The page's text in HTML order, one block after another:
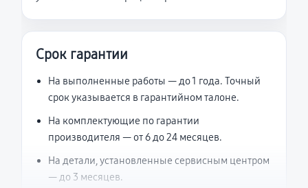
Срок гарантии
На выполненные работы — до 1 года. Точный
срок указывается в гарантийном талоне.
На комплектующие по гарантии
производителя — от 6 до 24 месяцев.
На детали, установленные сервисным центром
— до 3 месяцев.